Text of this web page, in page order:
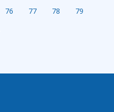
76 77 78 79